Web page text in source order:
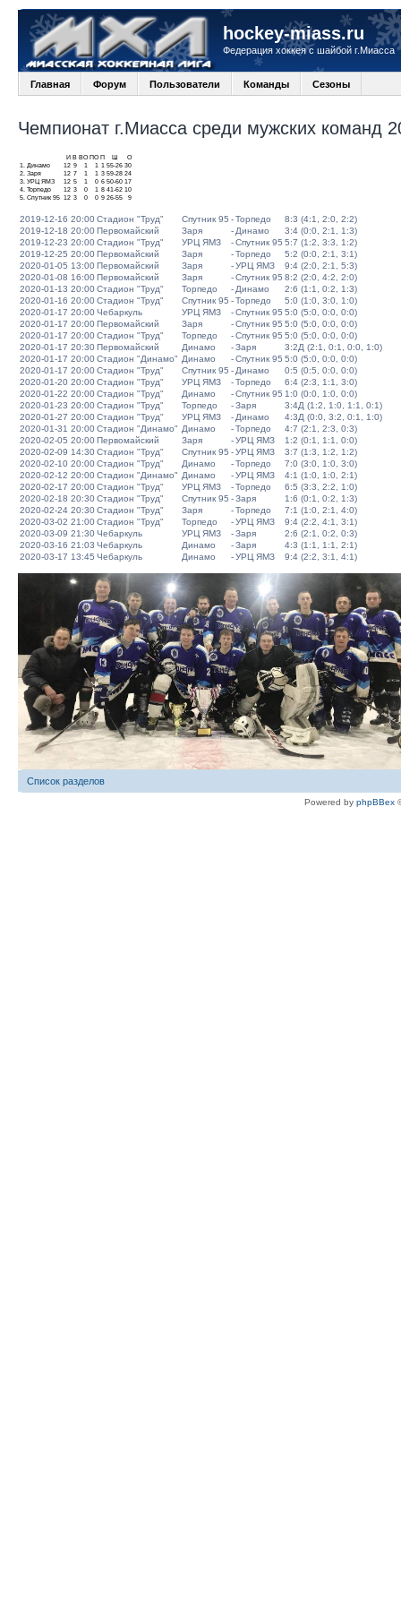
hockey-miass.ru
Федерация хоккея с шайбой г.Миасса
Главная Форум Пользователи Команды Сезоны
Чемпионат г.Миасса среди мужских команд
И В ВО ПО П
О
1.
Динамо 12 9 1 1 1 55-26 30
2. Заря 12 7 1 1 3 59-28 24
3. УРЦ ЯМЗ 12 5 1 0 6 50-60 17
4. Торпедо 12 3 0 1 8 41-62 10
5. Спутник 95 12 3 0 0 9 26-55 9
2019-12-16 20:00Стадион "Труд" Спутник 95 -Торпедо
8:3 (4:1, 2:0, 2:2)
2019-12-18 20:00Первомайский Заря - Динамо
3:4 (0:0, 2:1, 1:3)
2019-12-23 20:00Стадион "Труд" УРЦ ЯМЗ -Спутник 95 5:7 (1:2, 3:3, 1:2)
2019-12-25 20:00Первомайский Заря -Торпедо
5:2 (0:0, 2:1, 3:1)
2020-01-05 13:00Первомайский Заря -УРЦ ЯМЗ
9:4 (2:0, 2:1, 5:3)
2020-01-08 16:00Первомайский Заря -Спутник 95 8:2 (2:0, 4:2, 2:0)
2020-01-13 20:00Стадион "Труд" Торпедо - Динамо
2:6 (1:1, 0:2, 1:3)
2020-01-16 20:00Стадион "Труд" Спутник 95 -Торпедо
5:0 (1:0, 3:0, 1:0)
2020-01-17 20:00Чебаркуль УРЦ ЯМЗ -Спутник 95 5:0 (5:0, 0:0, 0:0)
2020-01-17 20:00Первомайский Заря -Спутник 95 5:0 (5:0, 0:0, 0:0)
2020-01-17 20:00Стадион "Труд" Торпедо -Спутник 95 5:0 (5:0, 0:0, 0:0)
2020-01-17 20:30Первомайский Динамо -Заря
3:2Д (2:1, 0:1, 0:0, 1:0)
2020-01-17 20:00Стадион "Динамо" Динамо -Спутник 95 5:0 (5:0, 0:0, 0:0)
2020-01-17 20:00Стадион "Труд" Спутник 95 - Динамо
0:5 (0:5, 0:0, 0:0)
2020-01-20 20:00Стадион "Труд" УРЦ ЯМЗ -Торпедо
6:4 (2:3, 1:1, 3:0)
2020-01-22 20:00Стадион "Труд" Динамо -Спутник 95 1:0 (0:0, 1:0, 0:0)
2020-01-23 20:00Стадион "Труд" Торпедо -Заря
3:4Д (1:2, 1:0, 1:1, 0:1)
2020-01-27 20:00Стадион "Труд" УРЦ ЯМЗ - Динамо
4:3Д (0:0, 3:2, 0:1, 1:0)
2020-01-31 20:00Стадион "Динамо" Динамо -Торпедо
4:7 (2:1, 2:3, 0:3)
2020-02-05 20:00Первомайский Заря -УРЦ ЯМЗ
1:2 (0:1, 1:1, 0:0)
2020-02-09 14:30Стадион "Труд" Спутник 95 -УРЦ ЯМЗ
3:7 (1:3, 1:2, 1:2)
2020-02-10 20:00Стадион "Труд" Динамо -Торпедо
7:0 (3:0, 1:0, 3:0)
2020-02-12 20:00Стадион "Динамо" Динамо -УРЦ ЯМЗ
4:1 (1:0, 1:0, 2:1)
2020-02-17 20:00Стадион "Труд" УРЦ ЯМЗ -Торпедо
6:5 (3:3, 2:2, 1:0)
2020-02-18 20:30Стадион "Труд" Спутник 95 -Заря
1:6 (0:1, 0:2, 1:3)
2020-02-24 20:30Стадион "Труд" Заря -Торпедо
7:1 (1:0, 2:1, 4:0)
2020-03-02 21:00Стадион "Труд" Торпедо -УРЦ ЯМЗ
9:4 (2:2, 4:1, 3:1)
2020-03-09 21:30Чебаркуль УРЦ ЯМЗ -Заря
2:6 (2:1, 0:2, 0:3)
2020-03-16 21:03 Чебаркуль Динамо -Заря
4:3 (1:1, 1:1, 2:1)
2020-03-17 13:45 Чебаркуль Динамо -УРЦ ЯМЗ 9:4 (2:2, 3:1, 4:1)
Список разделов
Powered by phpBBex